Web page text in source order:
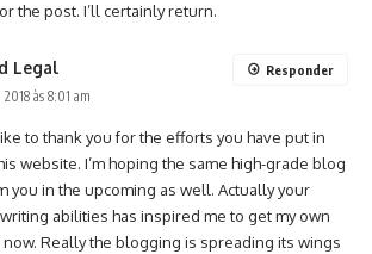
the post. I’ll certainly return.
Legal
às 8:01 am
to thank you for the efforts you have put in
website. I’m hoping the same high-grade blog
you in the upcoming as well. Actually your
abilities has inspired me to get my own
Really the blogging is spreading its wings
Responder